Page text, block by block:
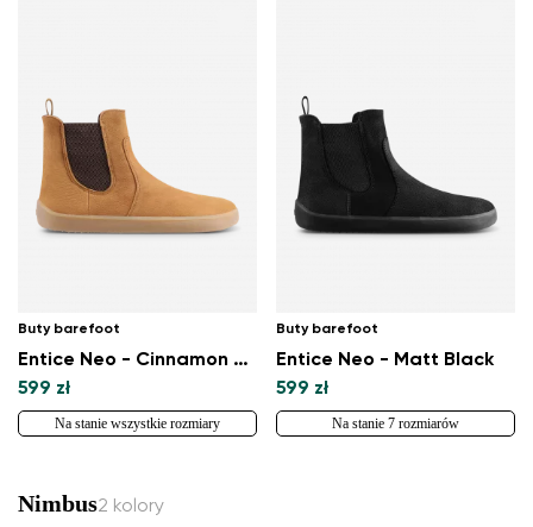
Buty barefoot
Entice Neo - Cinnamon Brown
599 zł
Na stanie wszystkie rozmiary
Buty barefoot
Entice Neo - Matt Black
599 zł
Na stanie 7 rozmiarów
Nimbus2 kolory